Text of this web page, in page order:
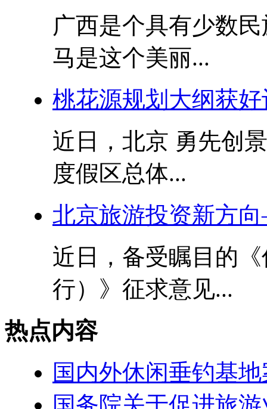
广西是个具有少数
马是这个美丽...
桃花源规划大纲获好
近日，北京 勇先创
度假区总体...
北京旅游投资新方
近日，备受瞩目的
行）》征求意见...
热点内容
国内外休闲垂钓基